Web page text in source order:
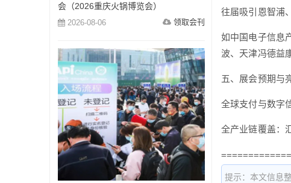
往届吸引恩智浦
如中国电子信息
波、天津冯德益
五、展会预期与
全球支付与数字
全产业链覆盖：
提示：本文信息
会（2026重庆火锅博览会）
2026-08-06 领取会刊